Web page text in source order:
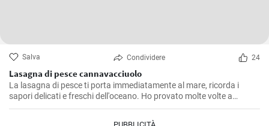
Salva Condividere 24
Lasagna di pesce cannavacciuolo
La lasagna di pesce ti porta immediatamente al mare, ricorda i
sapori delicati e freschi dell'oceano. Ho provato molte volte a
replicare il piatto come il famoso chef Cannavacciuolo, e dopo tanti
tentativi sono riuscito a ottenere un risultato che, modestamente, è